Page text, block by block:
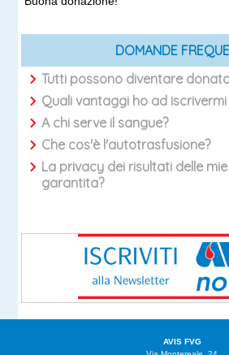
DOMANDE
Tutti possono diventare
Quali vantaggi ho ad iscrivermi
A chi serve il sangue?
Che cos'è l'autotrasfusione?
La privacy dei risultati delle
garantita?
AVIS FVG